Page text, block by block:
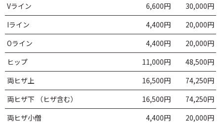
Vライン
6,600円
30,000円
Iライン
4,400円
20,000円
Oライン
4,400円
20,000円
ヒップ
11,000円
48,500円
両ヒザ上
16,500円
74,250円
両ヒザ下
（ヒザ含む） 16,500円
74,250円
両ヒザ小僧
4,400円
20,000円